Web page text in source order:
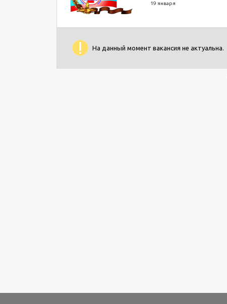
19 января
На данный момент вакансия не актуальна.